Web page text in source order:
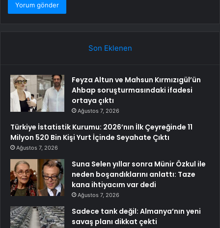
Son Eklenen
Feyza Altun ve Mahsun Kırmızıgül’ün
Ahbap soruşturmasındaki ifadesi
ortaya çıktı
Ağustos 7, 2026
Türkiye İstatistik Kurumu: 2026’nın İlk Çeyreğinde 11
Milyon 520 Bin Kişi Yurt İçinde Seyahate Çıktı
Ağustos 7, 2026
Suna Selen yıllar sonra Münir Özkul ile
neden boşandıklarını anlattı: Taze
kana ihtiyacım var dedi
Ağustos 7, 2026
Sadece tank değil: Almanya’nın yeni
savaş planı dikkat çekti